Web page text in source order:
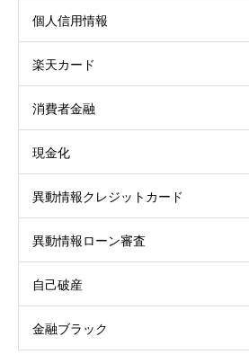
個人信用情報
楽天カード
消費者金融
現金化
異動情報クレジットカード
異動情報ローン審査
自己破産
金融ブラック